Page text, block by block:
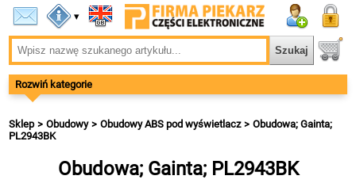
▾
Rozwiń kategorie
Sklep Obudowy Obudowy ABS pod wyświetlacz
Obudowa; Gainta;
PL2943BK
Obudowa; Gainta; PL2943BK